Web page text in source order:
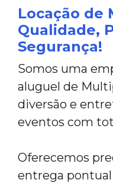
Locação de
Qualidade,
Segurança!
Somos uma
aluguel de
diversão e
eventos com
Oferecemos
entrega